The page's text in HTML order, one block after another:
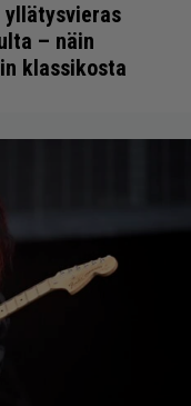
yllätysvieras
– näin
klassikosta